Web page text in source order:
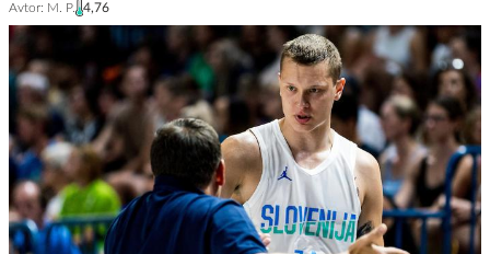
Avtor: M. P. 4,76